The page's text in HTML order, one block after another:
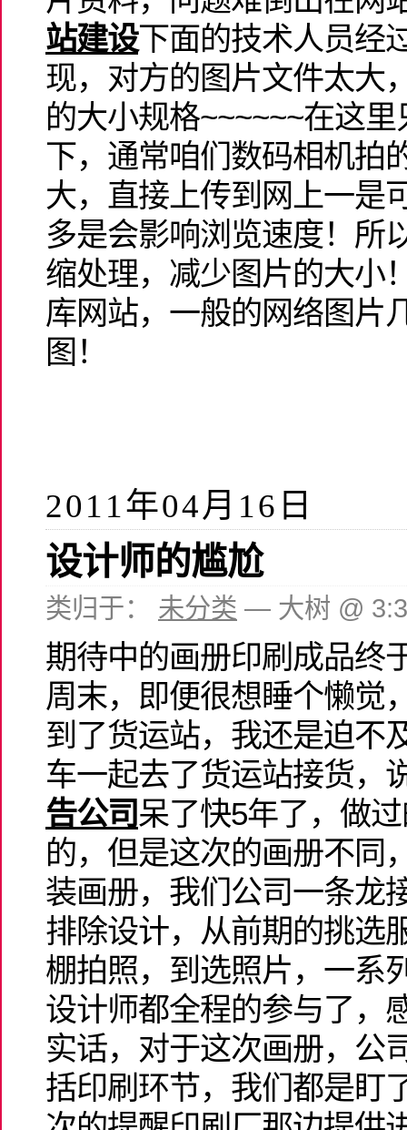
站建设下面的技术人员经
现，对方的图片文件太大
的大小规格~~~~~~在这
下，通常咱们数码相机拍
大，直接上传到网上一是
多是会影响浏览速度！所
缩处理，减少图片的大小
库网站，一般的网络图片
图！
2011年04月16日
设计师的尴尬
类归于： 未分类 — 大树 @
期待中的画册印刷成品终
周末，即便很想睡个懒觉
到了货运站，我还是迫不
车一起去了货运站接货，
告公司呆了快5年了，做
的，但是这次的画册不同
装画册，我们公司一条龙
排除设计，从前期的挑选
棚拍照，到选照片，一系
设计师都全程的参与了，
实话，对于这次画册，公
括印刷环节，我们都是盯